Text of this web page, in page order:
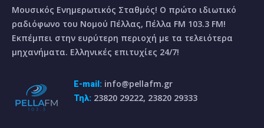
Μουσικός Ενημερωτικός Σταθμός! Ο πρώτο ιδιωτικό
ραδιόφωνο του Νομού Πέλλας, Πέλλα FM 103.3 FM!
Εκπέμπει στην ευρύτερη περιοχή με τα τελειότερα
μηχανήματα. Ελληνικές επιτυχίες 24/7!
E-mail: info@pellafm.gr
Τηλ: 23820 29222, 23820 29333